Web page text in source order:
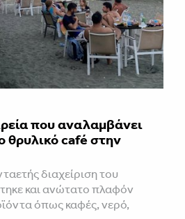
που αναλαμβάνει
θρυλικό café στην
διαχείριση του
και ανώτατο πλαφόν
όπως καφές, νερό,